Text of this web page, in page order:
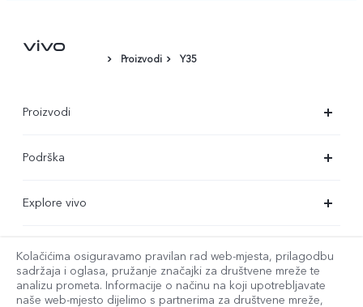
Proizvodi Y35
Proizvodi
Y35
Y16
Podrška
Ažuriranje sustava
Korisnički priručnik
Explore vivo
Pravne napomene
Održivost
service@hrv.vivo.com
Kolačićima osiguravamo pravilan rad web-mjesta, prilagodbu
sadržaja i oglasa, pružanje značajki za društvene mreže te
analizu prometa. Informacije o načinu na koji upotrebljavate
naše web-mjesto dijelimo s partnerima za društvene mreže,